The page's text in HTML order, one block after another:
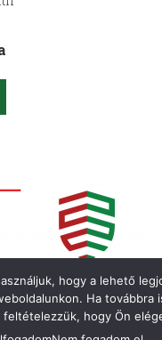
hogy a lehető
Ha továbbra
feltételezzük, hogy Ön